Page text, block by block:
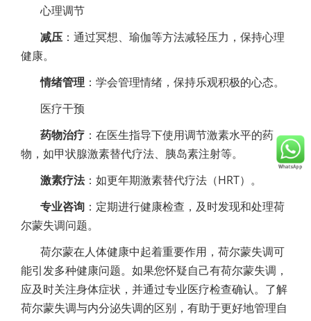
心理调节
减压 ：通过冥想、瑜伽等方法减轻压力，保持心理
健康。
情绪管理 ：学会管理情绪，保持乐观积极的心态。
医疗干预
药物治疗 ：在医生指导下使用调节激素水平的药
物，如甲状腺激素替代疗法、胰岛素注射等。
激素疗法：如更年期激素替代疗法（HRT）。
专业咨询 ：定期进行健康检查，及时发现和处理荷
尔蒙失调问题。
荷尔蒙在人体健康中起着重要作用，荷尔蒙失调可
能引发多种健康问题。如果您怀疑自己有荷尔蒙失调，
应及时关注身体症状，并通过专业医疗检查确认。了解
荷尔蒙失调与内分泌失调的区别，有助于更好地管理自